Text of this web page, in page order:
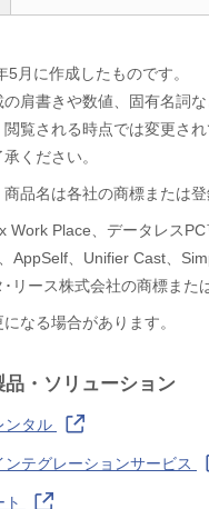
月に作成したものです。
肩書きや数値、固有名詞
覧される時点では変更さ
ください。
品名は各社の商標または登
Place、データレス
AppSelf、Unifier Cast、
リース株式会社の商標また
なる場合があります。
品・ソリューション
ンタル
テグレーションサービス